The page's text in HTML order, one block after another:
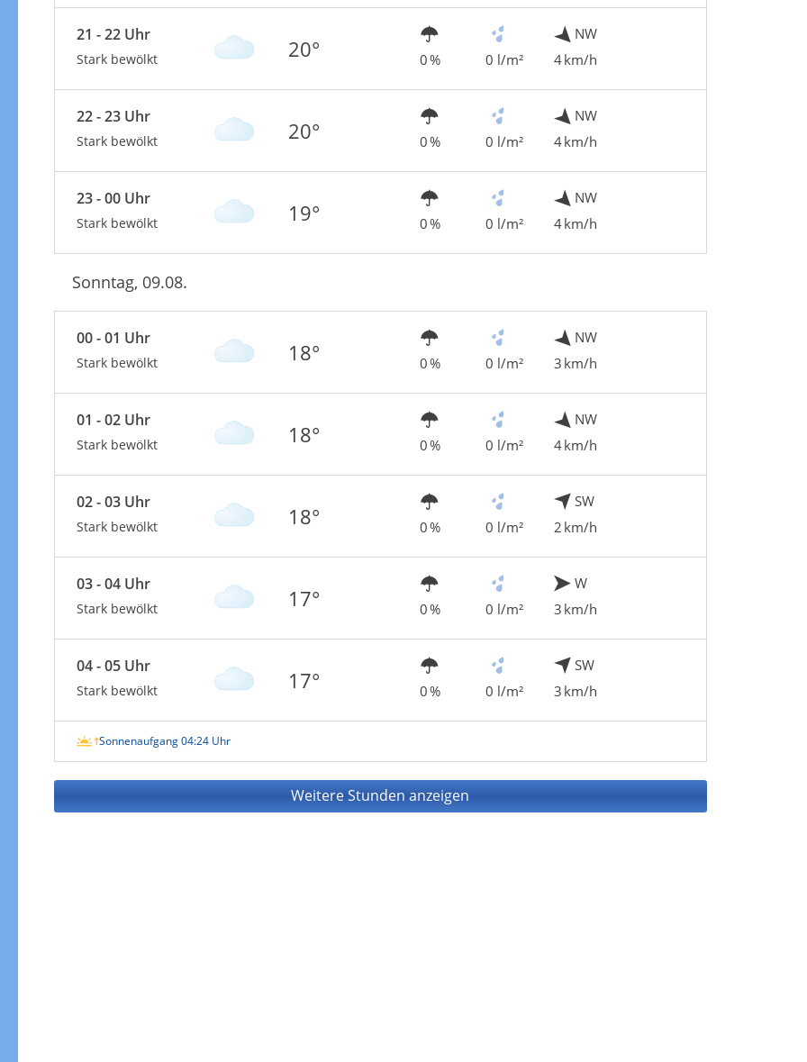
21 - 22 Uhr
Stark bewölkt 20° 0 % 0 l/m²
NW
4 km/h
22 - 23 Uhr
Stark bewölkt 20° 0 % 0 l/m²
NW
4 km/h
23 - 00 Uhr
Stark bewölkt 19° 0 % 0 l/m²
NW
4 km/h
Sonntag, 09.08.
00 - 01 Uhr
Stark bewölkt 18° 0 % 0 l/m²
NW
3 km/h
01 - 02 Uhr
Stark bewölkt 18° 0 % 0 l/m²
NW
4 km/h
02 - 03 Uhr
Stark bewölkt 18° 0 % 0 l/m²
SW
2 km/h
03 - 04 Uhr
Stark bewölkt 17° 0 % 0 l/m²
W
3 km/h
04 - 05 Uhr
Stark bewölkt 17° 0 % 0 l/m²
SW
3 km/h
Sonnenaufgang 04:24 Uhr
Weitere Stunden anzeigen